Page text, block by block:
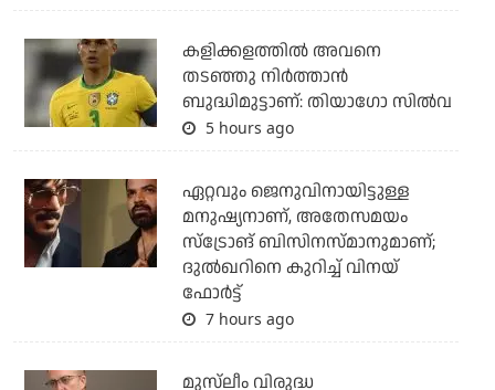
കളിക്കളത്തില്‍ അവനെ
തടഞ്ഞു നിര്‍ത്താന്‍
ബുദ്ധിമുട്ടാണ്: തിയാഗോ സില്‍വ
5 hours ago
ഏറ്റവും ജെനുവിനായിട്ടുള്ള
മനുഷ്യനാണ്, അതേസമയം
സ്‌ട്രോങ് ബിസിനസ്മാനുമാണ്;
ദുല്‍ഖറിനെ കുറിച്ച് വിനയ്
ഫോര്‍ട്ട്
7 hours ago
മുസ്‌ലീം വിരുദ്ധ